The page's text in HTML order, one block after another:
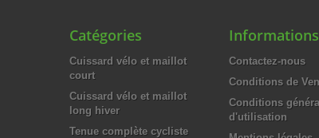
Catégories
Cuissard vélo et maillot
court
Cuissard vélo et maillot
long hiver
Tenue complète cycliste
Informations
Contactez-nous
Conditions de
Conditions
d'utilisation